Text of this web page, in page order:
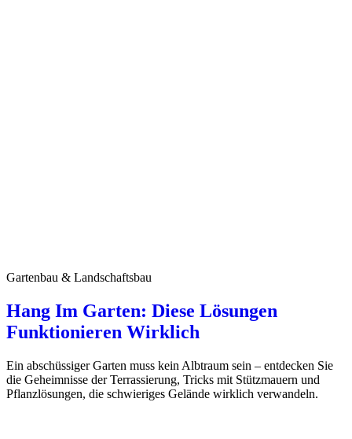
Gartenbau & Landschaftsbau
Hang Im Garten: Diese Lösungen
Funktionieren Wirklich
Ein abschüssiger Garten muss kein Albtraum sein – entdecken Sie
die Geheimnisse der Terrassierung, Tricks mit Stützmauern und
Pflanzlösungen, die schwieriges Gelände wirklich verwandeln.